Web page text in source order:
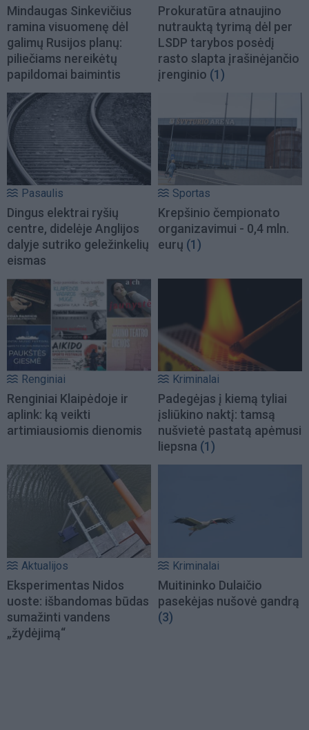
Mindaugas Sinkevičius
ramina visuomenę dėl
galimų Rusijos planų:
piliečiams nereikėtų
papildomai baimintis
Prokuratūra atnaujino
nutrauktą tyrimą dėl per
LSDP tarybos posėdį
rasto slapta įrašinėjančio
įrenginio (1)
Pasaulis
Dingus elektrai ryšių
centre, didelėje Anglijos
dalyje sutriko geležinkelių
eismas
Sportas
Krepšinio čempionato
organizavimui - 0,4 mln.
eurų (1)
Renginiai
Renginiai Klaipėdoje ir
aplink: ką veikti
artimiausiomis dienomis
Kriminalai
Padegėjas į kiemą tyliai
įsliūkino naktį: tamsą
nušvietė pastatą apėmusi
liepsna (1)
Aktualijos
Eksperimentas Nidos
uoste: išbandomas būdas
sumažinti vandens
„žydėjimą“
Kriminalai
Muitininko Dulaičio
pasekėjas nušovė gandrą
(3)